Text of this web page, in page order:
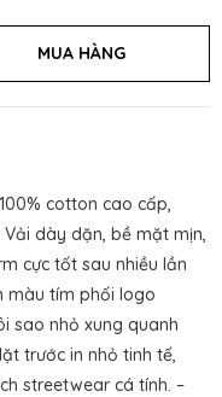
100% cotton cao cấp,
dày dặn, bề mặt mịn,
cực tốt sau nhiều lần
màu tím phối logo
sao nhỏ xung quanh
trước in nhỏ tinh tế,
streetwear cá tính. –